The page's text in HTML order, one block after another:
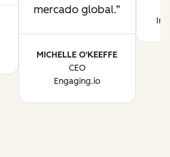
mercado global.
MICHELLE O'KEEFFE
CEO
Engaging.io